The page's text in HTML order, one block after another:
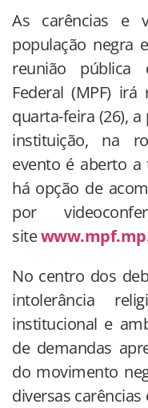
As carências e
população negra
reunião pública
Federal (MPF)
quarta-feira (26),
instituição, na
evento é aberto a
há opção de
por
site
No centro dos
intolerância
institucional e
de demandas
do movimento
diversas